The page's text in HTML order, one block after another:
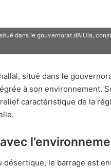
dans le gouvernorat d’AlUla,
situé dans le
à son environnement.
caractéristique de la
désertique, le barrage est